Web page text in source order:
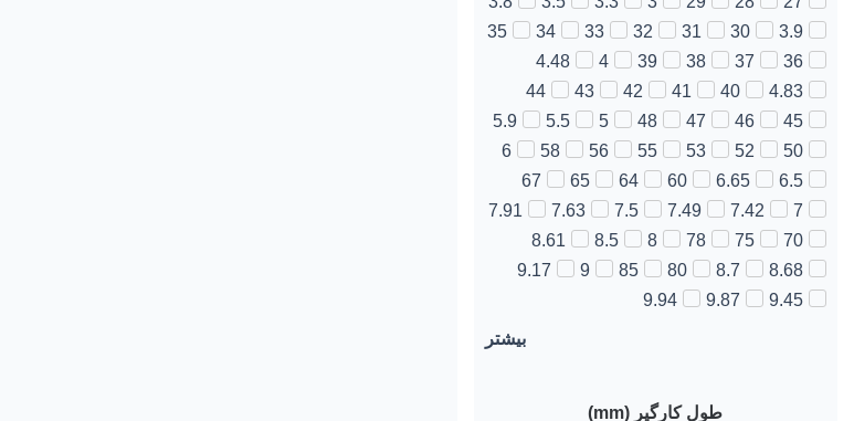
3.9
30
31
32
33
34
35
36
37
38
39
4
4.48
4.83
40
41
42
43
44
45
46
47
48
5
5.5
5.9
50
52
53
55
56
58
6
6.5
6.65
60
64
65
67
7
7.42
7.49
7.5
7.63
7.91
70
75
78
8
8.5
8.61
8.68
8.7
80
85
9
9.17
9.45
9.87
9.94
بیشتر
طول کارگیر (mm)